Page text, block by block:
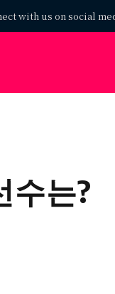
with us on social
수는?